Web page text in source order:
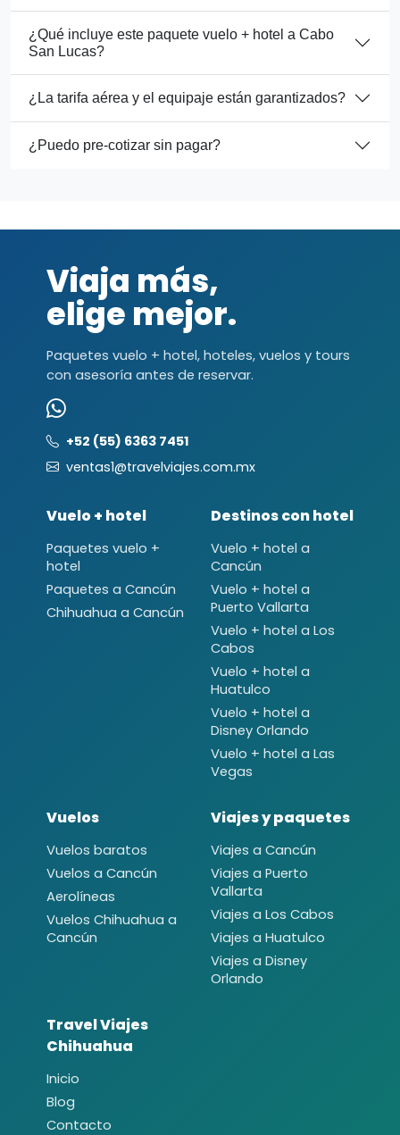
¿Qué incluye este paquete vuelo + hotel a Cabo
San Lucas?
¿La tarifa aérea y el equipaje están garantizados?
¿Puedo pre-cotizar sin pagar?
Viaja más,
elige mejor.
Paquetes vuelo + hotel, hoteles, vuelos y tours
con asesoría antes de reservar.
+52 (55) 6363 7451
ventas1@travelviajes.com.mx
Vuelo + hotel
Paquetes vuelo +
hotel
Paquetes a Cancún
Chihuahua a Cancún
Destinos con hotel
Vuelo + hotel a
Cancún
Vuelo + hotel a
Puerto Vallarta
Vuelo + hotel a Los
Cabos
Vuelo + hotel a
Huatulco
Vuelo + hotel a
Disney Orlando
Vuelo + hotel a Las
Vegas
Vuelos
Vuelos baratos
Vuelos a Cancún
Aerolíneas
Vuelos Chihuahua a
Cancún
Viajes y paquetes
Viajes a Cancún
Viajes a Puerto
Vallarta
Viajes a Los Cabos
Viajes a Huatulco
Viajes a Disney
Orlando
Travel Viajes
Chihuahua
Inicio
Blog
Contacto